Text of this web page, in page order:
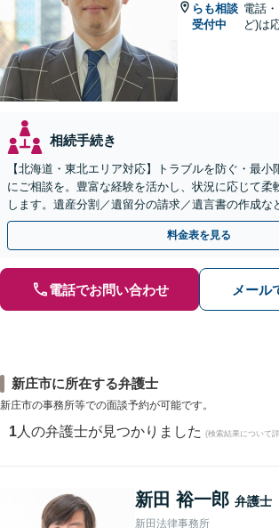
らも相談
受付中
電話
ど)は
相続手続き
【北海道・東北エリア対応】トラブルを防ぐ・最小
にご相談を。豊富な経験を活かし、状況に応じて柔
します。遺産分割／遺留分の請求／遺言書の作成な
無料】【オンライン相談可能】
料金表を見る
電話でお問い合わせ メール
新庄市に所在する弁護士
新庄市の事務所等での面談予約が可能です。
1 人の弁護士が見つかりました (検索結果について
新田 裕一郎 弁護士
新田法律事務所